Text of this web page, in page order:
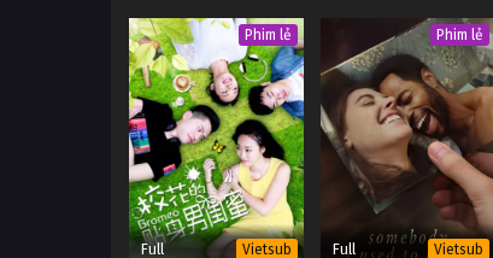
Phim lẻ
Full Vietsub
Phim lẻ
Full Vietsub